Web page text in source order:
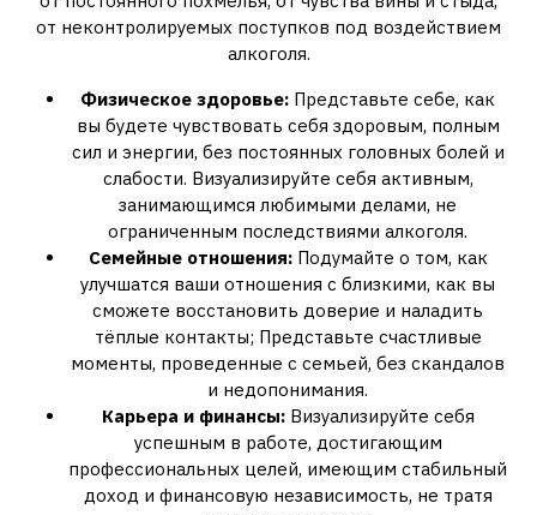
от неконтролируемых поступков под воздействием
алкоголя.
Физическое здоровье: Представьте себе, как
вы будете чувствовать себя здоровым, полным
сил и энергии, без постоянных головных болей и
слабости. Визуализируйте себя активным,
занимающимся любимыми делами, не
ограниченным последствиями алкоголя.
Семейные отношения:Подумайте о том, как
улучшатся ваши отношения с близкими, как вы
сможете восстановить доверие и наладить
тёплые контакты; Представьте счастливые
моменты, проведенные с семьей, без скандалов
и недопонимания.
Карьера и финансы:Визуализируйте себя
успешным в работе, достигающим
профессиональных целей, имеющим стабильный
доход и финансовую независимость, не тратя